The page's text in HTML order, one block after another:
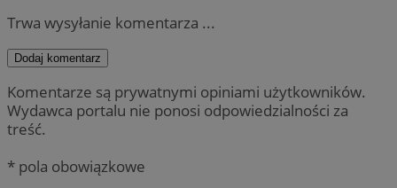
Trwa wysyłanie komentarza ...
Dodaj komentarz
Komentarze są prywatnymi opiniami użytkowników.
Wydawca portalu nie ponosi odpowiedzialności za
treść.
* pola obowiązkowe